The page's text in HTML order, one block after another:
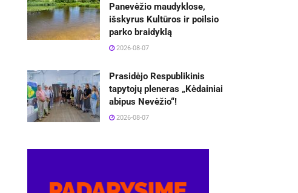
Panevėžio maudyklose,
išskyrus Kultūros ir poilsio
parko braidyklą
2026-08-07
Prasidėjo Respublikinis
tapytojų pleneras „Kėdainiai
abipus Nevėžio“!
2026-08-07